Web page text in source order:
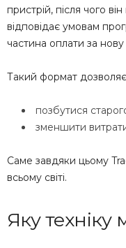
пристрій, після чого
відповідає умовам
частина оплати за
Такий формат
позбутися
зменшити
Саме завдяки цьому
всьому світі.
Яку